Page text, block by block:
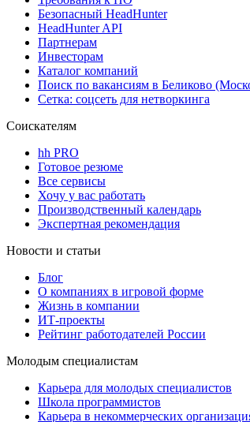
Безопасный HeadHunter
HeadHunter API
Партнерам
Инвесторам
Каталог компаний
Поиск по вакансиям в Беликово
Сетка: соцсеть для нетворкинга
Соискателям
hh PRO
Готовое резюме
Все сервисы
Хочу у вас работать
Производственный календарь
Экспертная рекомендация
Новости и статьи
Блог
О компаниях в игровой форме
Жизнь в компании
ИТ-проекты
Рейтинг работодателей России
Молодым специалистам
Карьера для молодых специалистов
Школа программистов
Карьера в некоммерческих